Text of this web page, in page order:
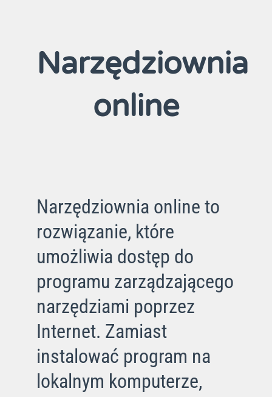
Narzędziownia
online
Narzędziownia online to
rozwiązanie, które
umożliwia dostęp do
programu zarządzającego
narzędziami poprzez
Internet. Zamiast
instalować program na
lokalnym komputerze,